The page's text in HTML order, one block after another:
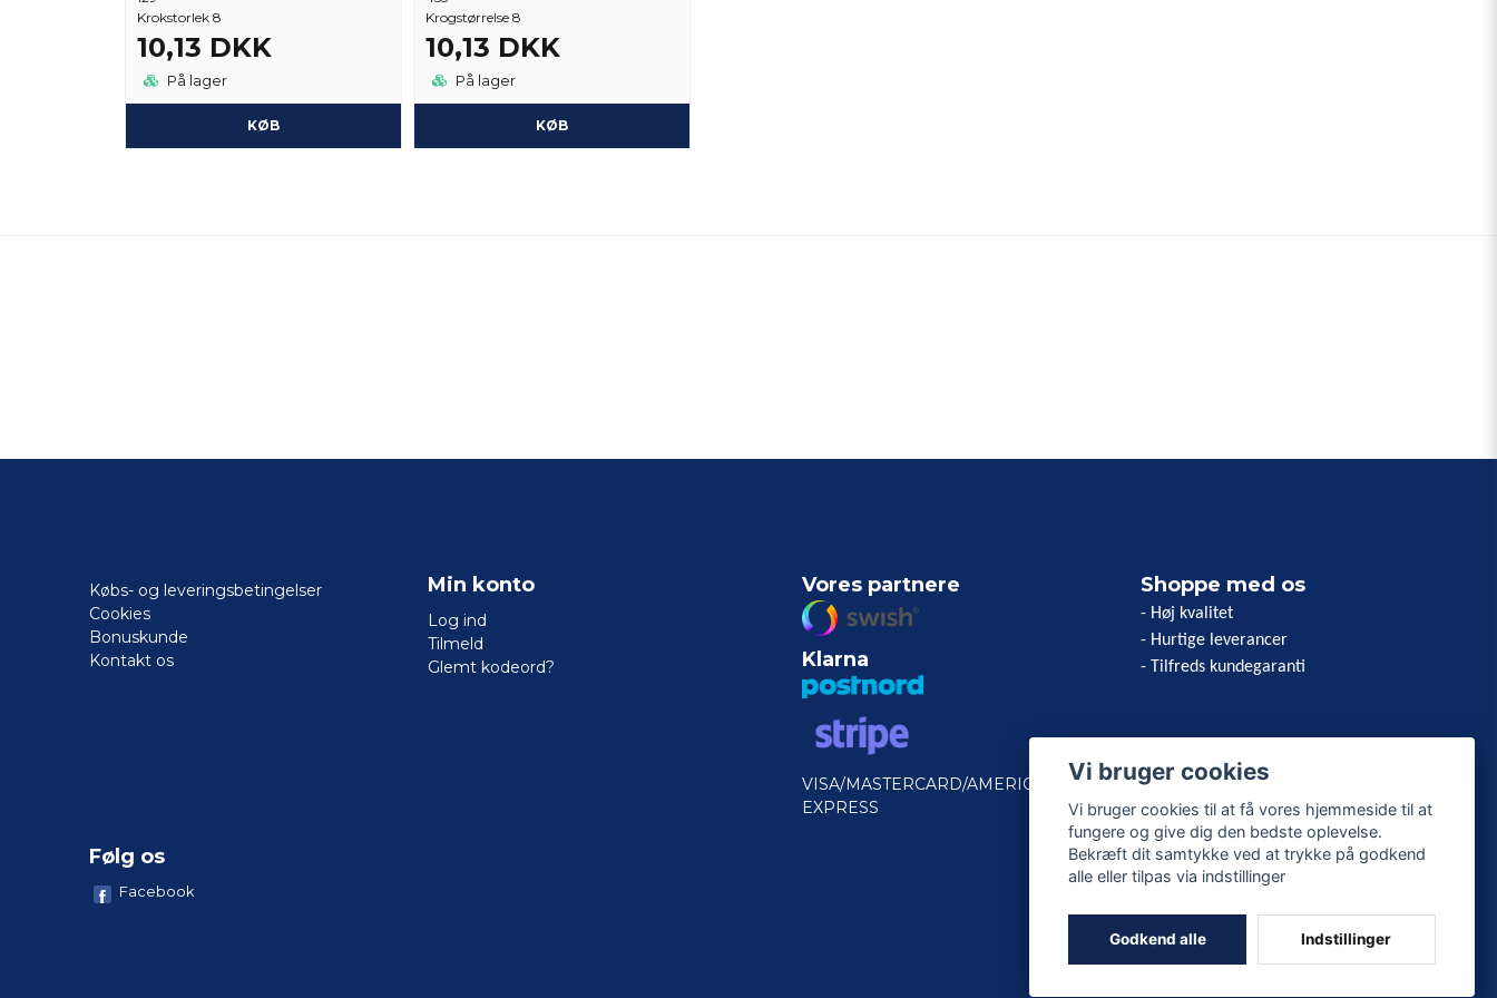
Krokstorlek 8
10,13 DKK
På lager
KØB
Krogstørrelse 8
10,13 DKK
På lager
KØB
Købs- og leveringsbetingelser
Cookies
Bonuskunde
Kontakt os
Min konto
Log ind
Tilmeld
Glemt kodeord?
Vores partnere
Klarna
VISA/MASTERCARD/AMERICAN
EXPRESS
Shoppe med os
- Høj kvalitet
- Hurtige leverancer
- Tilfreds kundegaranti
Følg os
Facebook
Vi bruger cookies
Vi bruger cookies til at få vores hjemmeside til at
fungere og give dig den bedste oplevelse.
Bekræft dit samtykke ved at trykke på godkend
alle eller tilpas via indstillinger
Godkend alle Indstillinger